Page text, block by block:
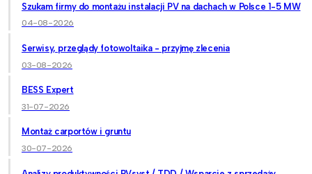
Szukam firmy do montażu instalacji PV na dachach w Polsce 1-5 MW
04-08-2026
Serwisy, przeglądy fotowoltaika - przyjmę zlecenia
03-08-2026
BESS Expert
31-07-2026
Montaż carportów i gruntu
30-07-2026